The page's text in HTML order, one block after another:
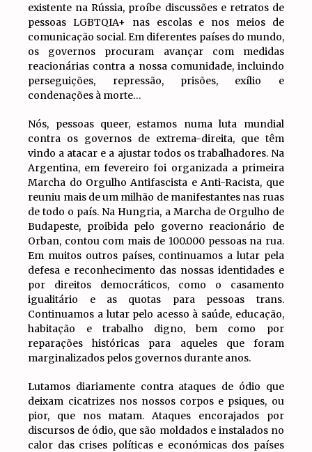
existente na Rússia, proíbe discussões e retratos de
pessoas LGBTQIA+ nas escolas e nos meios de
comunicação social. Em diferentes países do mundo,
os governos procuram avançar com medidas
reacionárias contra a nossa comunidade, incluindo
perseguições, repressão, prisões, exílio e
condenações à morte…
Nós, pessoas queer, estamos numa luta mundial
contra os governos de extrema-direita, que têm
vindo a atacar e a ajustar todos os trabalhadores. Na
Argentina, em fevereiro foi organizada a primeira
Marcha do Orgulho Antifascista e Anti-Racista, que
reuniu mais de um milhão de manifestantes nas ruas
de todo o país. Na Hungria, a Marcha de Orgulho de
Budapeste, proibida pelo governo reacionário de
Orban, contou com mais de 100.000 pessoas na rua.
Em muitos outros países, continuamos a lutar pela
defesa e reconhecimento das nossas identidades e
por direitos democráticos, como o casamento
igualitário e as quotas para pessoas trans.
Continuamos a lutar pelo acesso à saúde, educação,
habitação e trabalho digno, bem como por
reparações históricas para aqueles que foram
marginalizados pelos governos durante anos.
Lutamos diariamente contra ataques de ódio que
deixam cicatrizes nos nossos corpos e psiques, ou
pior, que nos matam. Ataques encorajados por
discursos de ódio, que são moldados e instalados no
calor das crises políticas e económicas dos países